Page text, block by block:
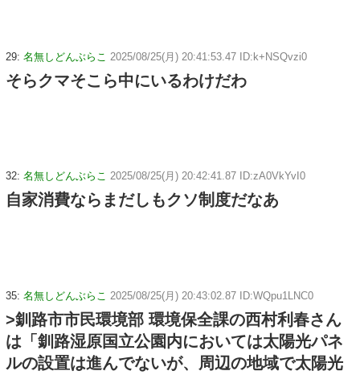
29: 名無しどんぶらこ 2025/08/25(月) 20:41:53.47 ID:k+NSQvzi0
そらクマそこら中にいるわけだわ
32: 名無しどんぶらこ 2025/08/25(月) 20:42:41.87 ID:zA0VkYvI0
自家消費ならまだしもクソ制度だなあ
35: 名無しどんぶらこ 2025/08/25(月) 20:43:02.87 ID:WQpu1LNC0
>釧路市市民環境部 環境保全課の西村利春さん
は「釧路湿原国立公園内においては太陽光パネ
ルの設置は進んでないが、周辺の地域で太陽光